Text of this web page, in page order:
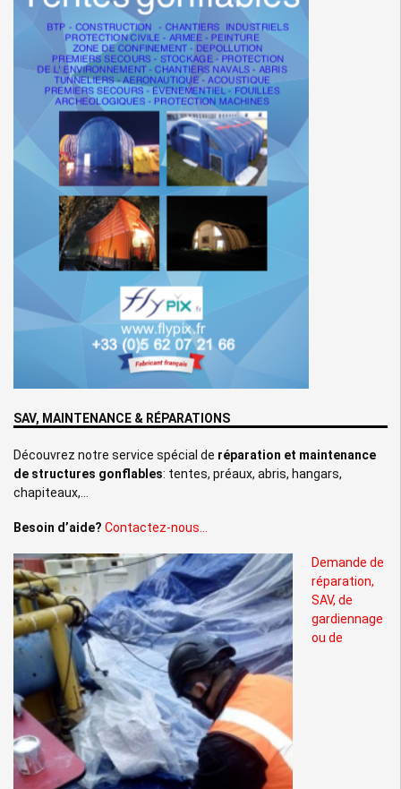
SAV, MAINTENANCE & RÉPARATIONS
Découvrez notre service spécial de réparation et maintenance
de structures gonflables: tentes, préaux, abris, hangars,
chapiteaux,…
Besoin d’aide? Contactez-nous…
Demande de
réparation,
SAV, de
gardiennage
ou de